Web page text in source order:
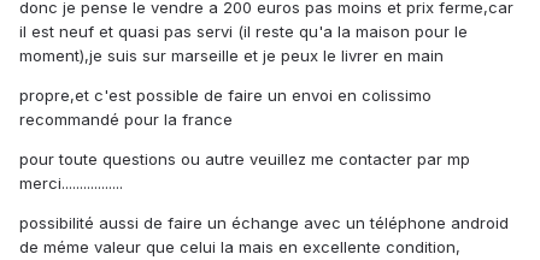
donc je pense le vendre a 200 euros pas moins et prix ferme,car
il est neuf et quasi pas servi (il reste qu'a la maison pour le
moment),je suis sur marseille et je peux le livrer en main
propre,et c'est possible de faire un envoi en colissimo
recommandé pour la france
pour toute questions ou autre veuillez me contacter par mp
merci.................
possibilité aussi de faire un échange avec un téléphone android
de méme valeur que celui la mais en excellente condition,